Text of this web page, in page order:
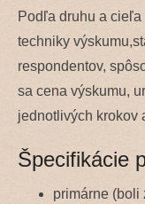
Podľa druhu a cieľa
techniky
respondentov,
sa cena výskumu,
jednotlivých krokov
Špecifikácie
primárne (boli